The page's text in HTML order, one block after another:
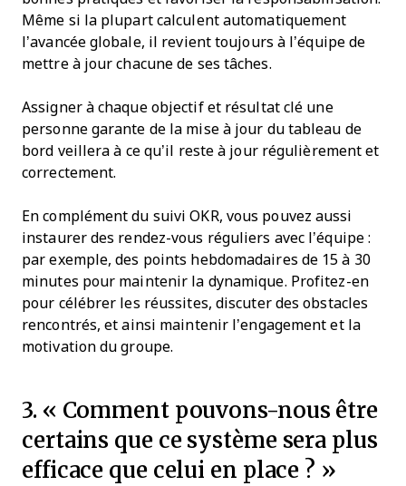
Même si la plupart calculent automatiquement
l’avancée globale, il revient toujours à l’équipe de
mettre à jour chacune de ses tâches.
Assigner à chaque objectif et résultat clé une
personne garante de la mise à jour du tableau de
bord veillera à ce qu’il reste à jour régulièrement et
correctement.
En complément du suivi OKR, vous pouvez aussi
instaurer des rendez-vous réguliers avec l’équipe :
par exemple, des points hebdomadaires de 15 à 30
minutes pour maintenir la dynamique. Profitez-en
pour célébrer les réussites, discuter des obstacles
rencontrés, et ainsi maintenir l’engagement et la
motivation du groupe.
3. « Comment pouvons-nous être
certains que ce système sera plus
efficace que celui en place ? »